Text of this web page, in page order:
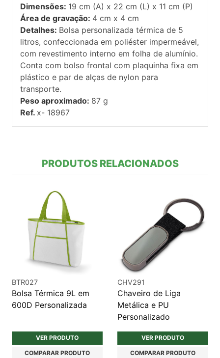
Dimensões: 19 cm (A) x 22 cm (L) x 11 cm (P)
Área de gravação: 4 cm x 4 cm
Detalhes: Bolsa personalizada térmica de 5
litros, confeccionada em poliéster impermeável,
com revestimento interno em folha de alumínio.
Conta com bolso frontal com plaquinha fixa em
plástico e par de alças de nylon para
transporte.
Peso aproximado: 87 g
Ref. x- 18967
PRODUTOS RELACIONADOS
BTR027
Bolsa Térmica 9L em
600D Personalizada
VER PRODUTO
COMPARAR PRODUTO
CHV291
Chaveiro de Liga
Metálica e PU
Personalizado
VER PRODUTO
COMPARAR PRODUTO